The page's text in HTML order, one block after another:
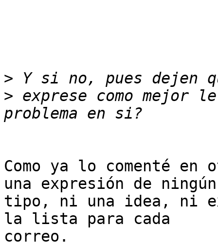
>
> exprese como mejor
Como ya lo comenté
una expresión de ningún
tipo, ni una idea, ni
la lista para cada
correo.